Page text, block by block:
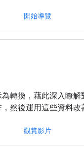
開始導覽
轉換，藉此深入瞭解
然後運用這些資料改
觀賞影片